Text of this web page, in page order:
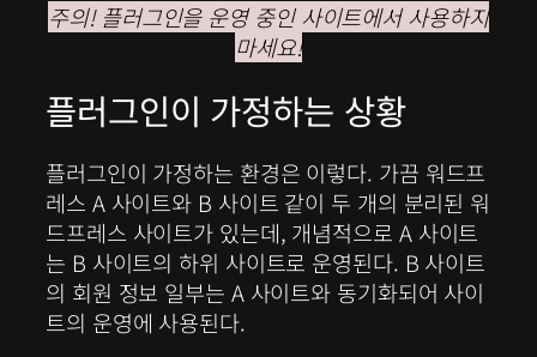
주의! 플러그인을 운영 중인 사이트에서 사용하지
마세요!
플러그인이 가정하는 상황
플러그인이 가정하는 환경은 이렇다. 가끔 워드프
레스 A 사이트와 B 사이트 같이 두 개의 분리된 워
드프레스 사이트가 있는데, 개념적으로 A 사이트
는 B 사이트의 하위 사이트로 운영된다. B 사이트
의 회원 정보 일부는 A 사이트와 동기화되어 사이
트의 운영에 사용된다.